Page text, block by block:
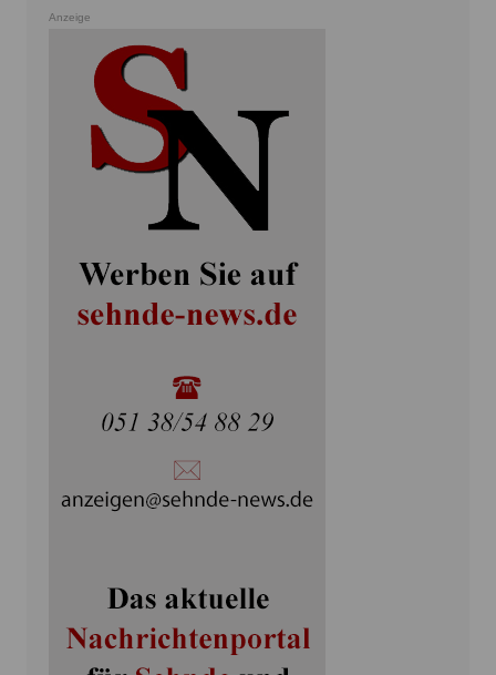
Anzeige